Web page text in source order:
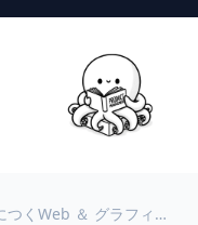
1冊ですべて身につくWeb ＆ グラフィック デザイン入門講座